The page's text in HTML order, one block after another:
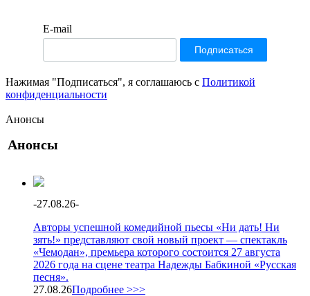
E-mail
Нажимая "Подписаться", я соглашаюсь с Политикой
конфиденциальности
Анонсы
Анонсы
-27.08.26-
Авторы успешной комедийной пьесы «Ни дать! Ни
зять!» представляют свой новый проект — спектакль
«Чемодан», премьера которого состоится 27 августа
2026 года на сцене театра Надежды Бабкиной «Русская
песня».
27.08.26Подробнее >>>